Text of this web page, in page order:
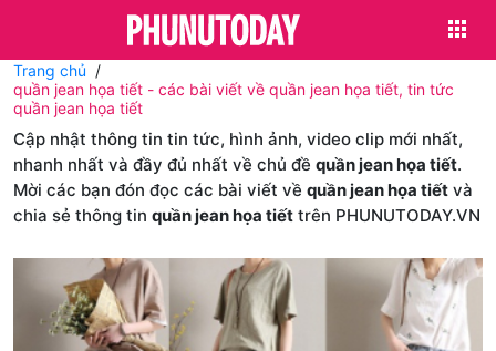
Trang chủ
quần jean họa tiết - các bài viết về quần jean họa tiết, tin tức
quần jean họa tiết
Cập nhật thông tin tin tức, hình ảnh, video clip mới nhất,
nhanh nhất và đầy đủ nhất về chủ đề quần jean họa tiết.
Mời các bạn đón đọc các bài viết về quần jean họa tiết và
chia sẻ thông tin quần jean họa tiết trên PHUNUTODAY.VN